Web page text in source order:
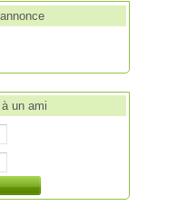
un ami